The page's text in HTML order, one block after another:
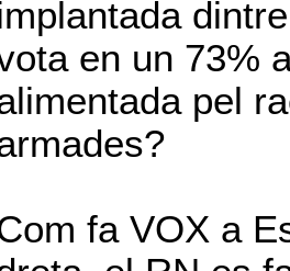
en un 73%
pel
fa VOX a